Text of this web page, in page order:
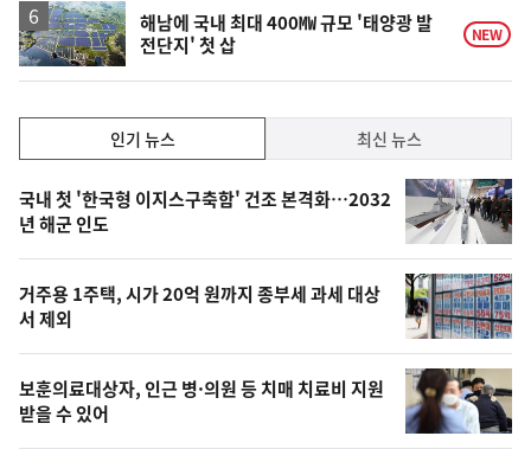
승
해남에 국내 최대 400㎿ 규모 '태양광 발
전단지' 첫 삽
NEW
기,
최
신,
늘
의
영
상
인기 뉴스 최신 뉴스
기
뉴
스
국내 첫 '한국형 이지스구축함' 건조 본격화…2032
년 해군 인도
거주용 1주택, 시가 20억 원까지 종부세 과세 대상
서 제외
보훈의료대상자, 인근 병·의원 등 치매 치료비 지원
받을 수 있어